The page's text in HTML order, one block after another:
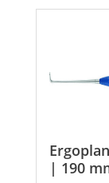
| 190